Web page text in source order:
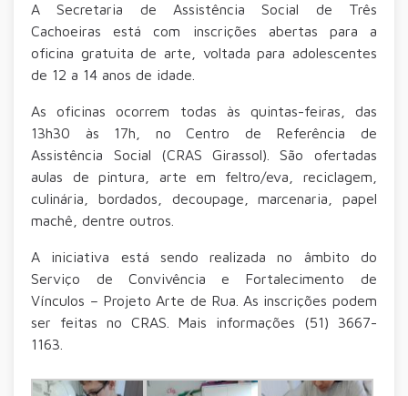
A Secretaria de Assistência Social de Três
Cachoeiras está com inscrições abertas para a
oficina gratuita de arte, voltada para adolescentes
de 12 a 14 anos de idade.
As oficinas ocorrem todas às quintas-feiras, das
13h30 às 17h, no Centro de Referência de
Assistência Social (CRAS Girassol). São ofertadas
aulas de pintura, arte em feltro/eva, reciclagem,
culinária, bordados, decoupage, marcenaria, papel
machê, dentre outros.
A iniciativa está sendo realizada no âmbito do
Serviço de Convivência e Fortalecimento de
Vínculos – Projeto Arte de Rua. As inscrições podem
ser feitas no CRAS. Mais informações (51) 3667-
1163.